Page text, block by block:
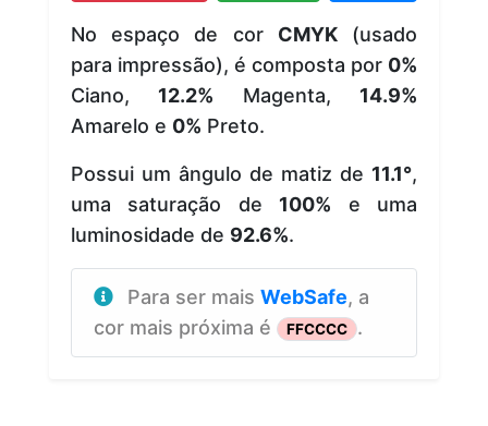
No espaço de cor CMYK(usado
para impressão), é composta por 0%
Ciano, 12.2% Magenta, 14.9%
Amarelo e 0% Preto.
Possui um ângulo de matiz de 11.1°,
uma saturação de 100% e uma
luminosidade de 92.6%.
Para ser mais WebSafe, a
cor mais próxima é
FFCCCC .